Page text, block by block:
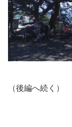
（後編へ続く）